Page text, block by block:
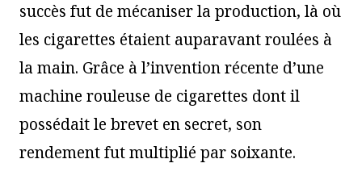
succès fut de mécaniser la production, là où
les cigarettes étaient auparavant roulées à
la main. Grâce à l’invention récente d’une
machine rouleuse de cigarettes dont il
possédait le brevet en secret, son
rendement fut multiplié par soixante.